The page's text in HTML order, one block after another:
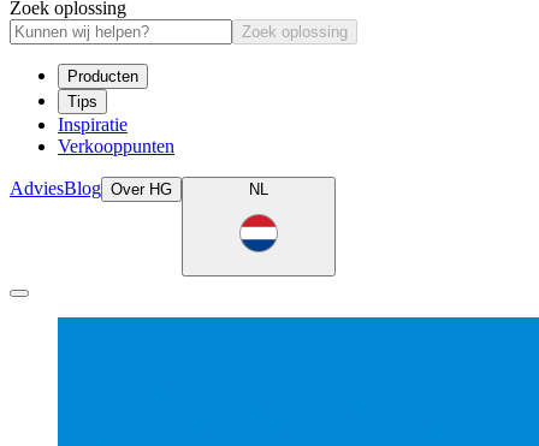
Zoek oplossing
Zoek oplossing
Producten
Tips
Inspiratie
Verkooppunten
AdviesBlog Over HG NL